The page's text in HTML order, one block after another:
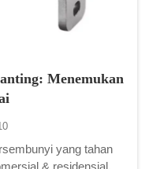
Menemukan
yang tahan
& residensial.